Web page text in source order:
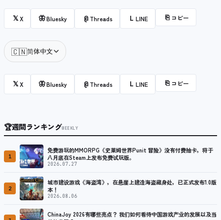
𝕏X 🦋Bluesky @ Threads L LINE ⎘ コピー
🇨🇳简体中文
𝕏X 🦋Bluesky @ Threads L LINE ⎘ コピー
🏆週間ランキングWEEKLY
1
免费游玩的MMORPG《史莱姆世界Punit 冒险》没有付费抽卡，将于
八月底在Steam上发布免费试玩版。
2026.07.27
2
城市建设游戏《海盗湾》，在悬崖上建造海盗藏身处，已正式发布1.0版
本！
2026.08.06
ChinaJoy 2026有哪些亮点？ 我们如何看待中国游戏产业的发展以及当